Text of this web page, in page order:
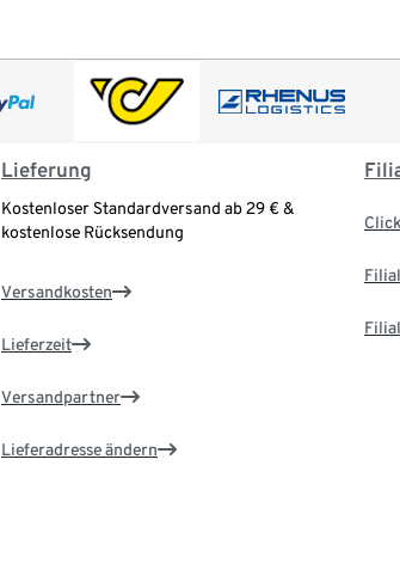
Lieferung
Kostenloser Standardversand ab 29 € &
kostenlose Rücksendung
Versandkosten
Lieferzeit
Versandpartner
Lieferadresse ändern